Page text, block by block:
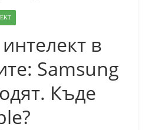
в
Samsung
Къде